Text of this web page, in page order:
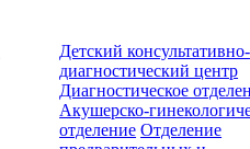
Детский консультативно-
диагностический центр
Диагностическое
Акушерско-
отделение Отделение